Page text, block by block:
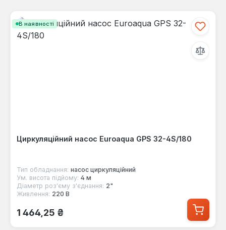
В наявності
Циркуляційний насос Euroaqua GPS 32-4S/180
Тип обладнання: насос циркуляційний
Ум. висота підйому: 4 м
Діаметр роз'єму з'єднання: 2"
Живлення: 220 В
Звичайна ціна:
1 464,25 ₴